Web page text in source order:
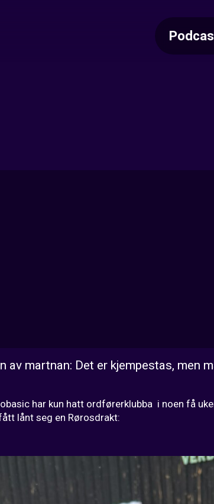
av martnan: Det er kjempestas, men
har kun hatt ordførerklubba  i noen få
lånt seg en Rørosdrakt: